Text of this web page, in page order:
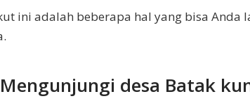
ini adalah beberapa hal yang bisa Anda
desa Batak